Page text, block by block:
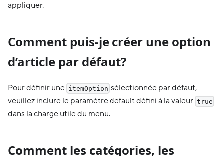
appliquer.
Comment puis-je créer une option
d’article par défaut?
Pour définir une itemOption sélectionnée par défaut,
veuillez inclure le paramètre default défini à la valeur true
dans la charge utile du menu.
Comment les catégories, les